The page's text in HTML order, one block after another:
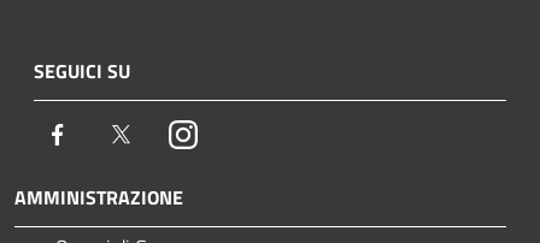
SEGUICI SU
Facebook TwitterInstagram
AMMINISTRAZIONE